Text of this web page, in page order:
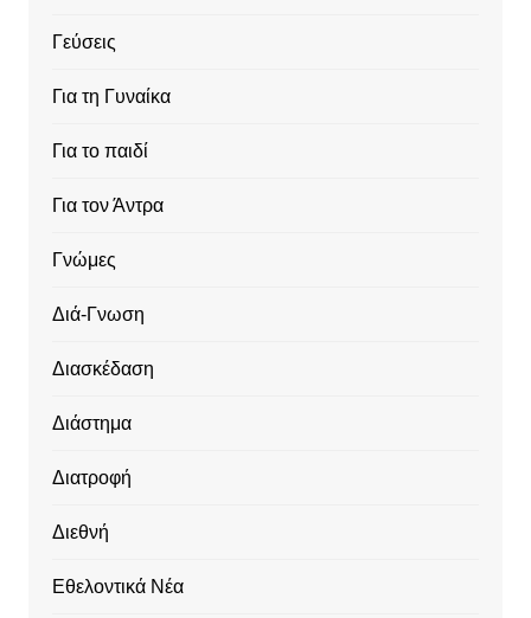
Γεύσεις
Για τη Γυναίκα
Για το παιδί
Για τον Άντρα
Γνώμες
Διά-Γνωση
Διασκέδαση
Διάστημα
Διατροφή
Διεθνή
Εθελοντικά Νέα